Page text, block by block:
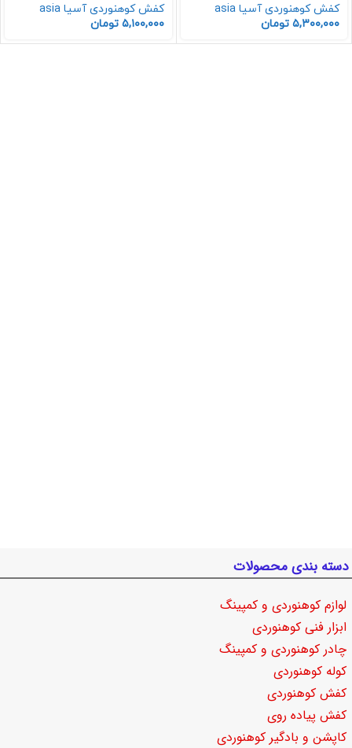
کفش کوهنوردی آسیا asia
۵,۳۰۰,۰۰۰ تومان
کفش کوهنوردی آسیا asia
۵,۱۰۰,۰۰۰ تومان
دسته بندی محصولات
لوازم کوهنوردی و کمپینگ
ابزار فنی کوهنوردی
چادر کوهنوردی و کمپینگ
کوله کوهنوردی
کفش کوهنوردی
کفش پیاده روی
کاپشن و بادگیر کوهنوردی